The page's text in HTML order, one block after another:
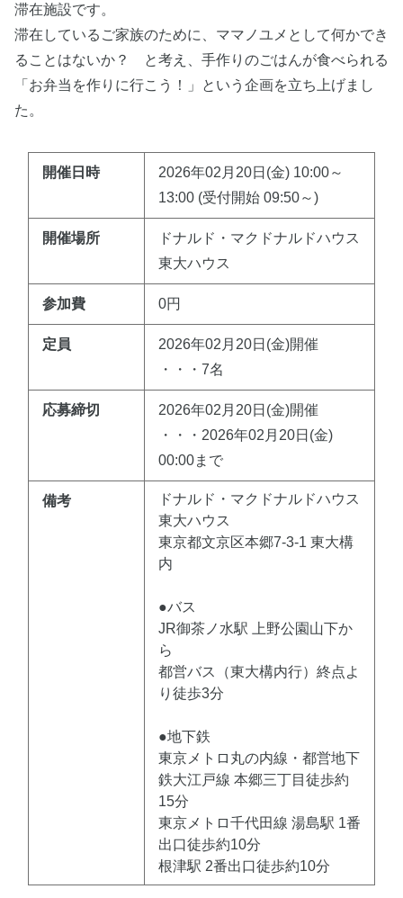
滞在施設です。
滞在しているご家族のために、ママノユメとして何かでき
ることはないか？ と考え、手作りのごはんが食べられる
「お弁当を作りに行こう！」という企画を立ち上げまし
た。
開催日時
2026年02月20日(金) 10:00～
13:00 (受付開始 09:50～)
開催場所
ドナルド・マクドナルドハウス
東大ハウス
参加費 0円
定員
2026年02月20日(金)開催
・・・7名
応募締切
2026年02月20日(金)開催
・・・2026年02月20日(金)
00:00まで
備考
ドナルド・マクドナルドハウス
東大ハウス
東京都文京区本郷7-3-1 東大構
内
●バス
JR御茶ノ水駅 上野公園山下か
ら
都営バス（東大構内行）終点よ
り徒歩3分
●地下鉄
東京メトロ丸の内線・都営地下
鉄大江戸線 本郷三丁目徒歩約
15分
東京メトロ千代田線 湯島駅 1番
出口徒歩約10分
根津駅 2番出口徒歩約10分